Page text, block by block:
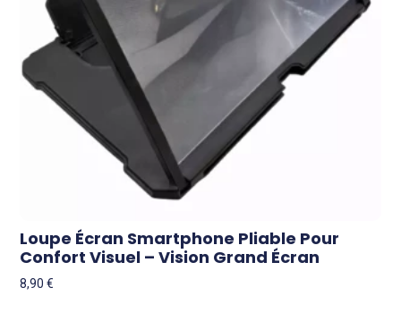
Loupe Écran Smartphone Pliable Pour
Confort Visuel – Vision Grand Écran
8,90€